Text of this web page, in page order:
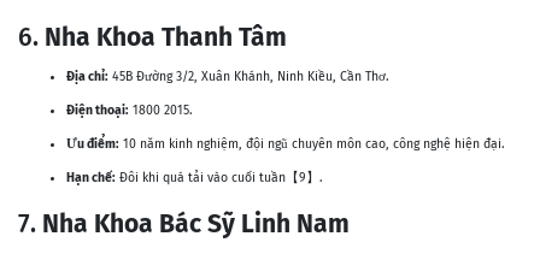
6. Nha Khoa Thanh Tâm
Địa chỉ: 45B Đường 3/2, Xuân Khánh, Ninh Kiều, Cần Thơ.
Điện thoại: 1800 2015.
Ưu điểm: 10 năm kinh nghiệm, đội ngũ chuyên môn cao, công nghệ hiện đại.
Hạn chế: Đôi khi quá tải vào cuối tuần【9】.
7. Nha Khoa Bác Sỹ Linh Nam